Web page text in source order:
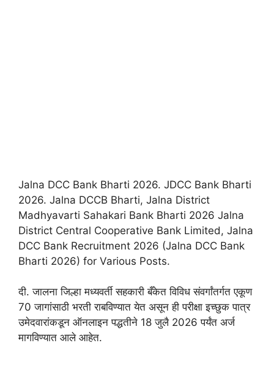
Jalna DCC Bank Bharti 2026. JDCC Bank Bharti
2026. Jalna DCCB Bharti, Jalna District
Madhyavarti Sahakari Bank Bharti 2026 Jalna
District Central Cooperative Bank Limited, Jalna
DCC Bank Recruitment 2026 (Jalna DCC Bank
Bharti 2026) for Various Posts.
दी. जालना जिल्हा मध्यवर्ती सहकारी बँकेत विविध संवर्गांतर्गत एकूण
70 जागांसाठी भरती राबविण्यात येत असून ही परीक्षा इच्छुक पात्र
उमेदवारांकडून ऑनलाइन पद्धतीने 18 जुलै 2026 पर्यंत अर्ज
मागविण्यात आले आहेत.